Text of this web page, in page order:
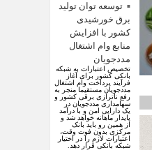
توسعه توان تولید
برق خورشیدی
کشور با افزایش
منابع وام اشتغال
مددجویان
تخصیص اعتبارات به شبکه
بانکی کشور برای آغاز
فرآیند پرداخت وام اشتغال
مددجویان مستقیما منجر به
رفع ناترازی برقی کشور و
سهامداری مددجویان در
یک دارایی امن و با درآمد
پایدار ماهانه خواهد شد و
از همین رو باید بانک
مرکزی بدون فوت وقت،
اعتبارات لازم را در اختیار
شبکه بانکی قرار دهد.